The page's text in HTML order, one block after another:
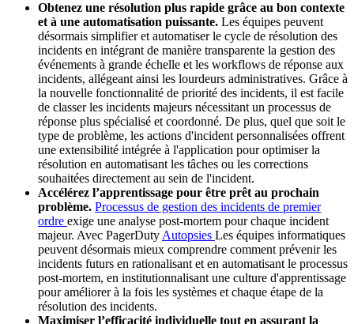
Obtenez une résolution plus rapide grâce au bon contexte
et à une automatisation puissante. Les équipes peuvent
désormais simplifier et automatiser le cycle de résolution des
incidents en intégrant de manière transparente la gestion des
événements à grande échelle et les workflows de réponse aux
incidents, allégeant ainsi les lourdeurs administratives. Grâce à
la nouvelle fonctionnalité de priorité des incidents, il est facile
de classer les incidents majeurs nécessitant un processus de
réponse plus spécialisé et coordonné. De plus, quel que soit le
type de problème, les actions d'incident personnalisées offrent
une extensibilité intégrée à l'application pour optimiser la
résolution en automatisant les tâches ou les corrections
souhaitées directement au sein de l'incident.
Accélérez l’apprentissage pour être prêt au prochain
problème. Processus de gestion des incidents de premier
ordre exige une analyse post-mortem pour chaque incident
majeur. Avec PagerDuty Autopsies Les équipes informatiques
peuvent désormais mieux comprendre comment prévenir les
incidents futurs en rationalisant et en automatisant le processus
post-mortem, en institutionnalisant une culture d'apprentissage
pour améliorer à la fois les systèmes et chaque étape de la
résolution des incidents.
Maximiser l’efficacité individuelle tout en assurant la